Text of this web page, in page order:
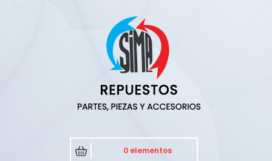
0 elementos